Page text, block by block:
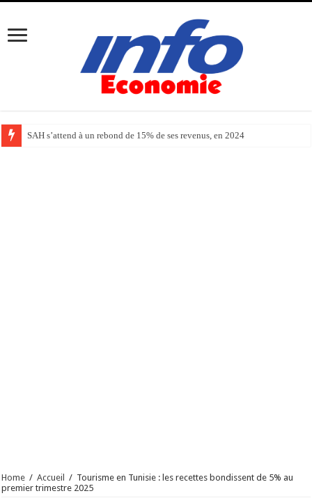
SAH s’attend à un rebond de 15% de ses revenus, en 2024
Home / Accueil / Tourisme en Tunisie : les recettes bondissent de 5% au
premier trimestre 2025